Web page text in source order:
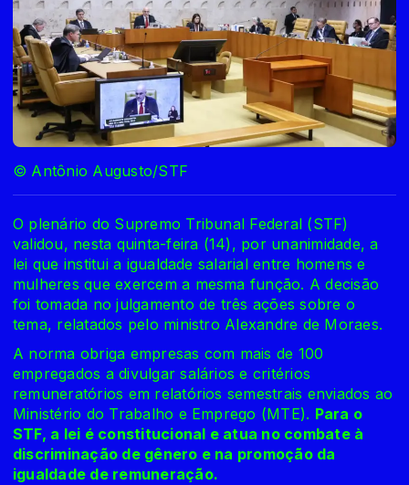
© Antônio Augusto/STF
O plenário do Supremo Tribunal Federal (STF)
validou, nesta quinta-feira (14), por unanimidade, a
lei que institui a igualdade salarial entre homens e
mulheres que exercem a mesma função. A decisão
foi tomada no julgamento de três ações sobre o
tema, relatados pelo ministro Alexandre de Moraes.
A norma obriga empresas com mais de 100
empregados a divulgar salários e critérios
remuneratórios em relatórios semestrais enviados ao
Ministério do Trabalho e Emprego (MTE). Para o
STF, a lei é constitucional e atua no combate à
discriminação de gênero e na promoção da
igualdade de remuneração.